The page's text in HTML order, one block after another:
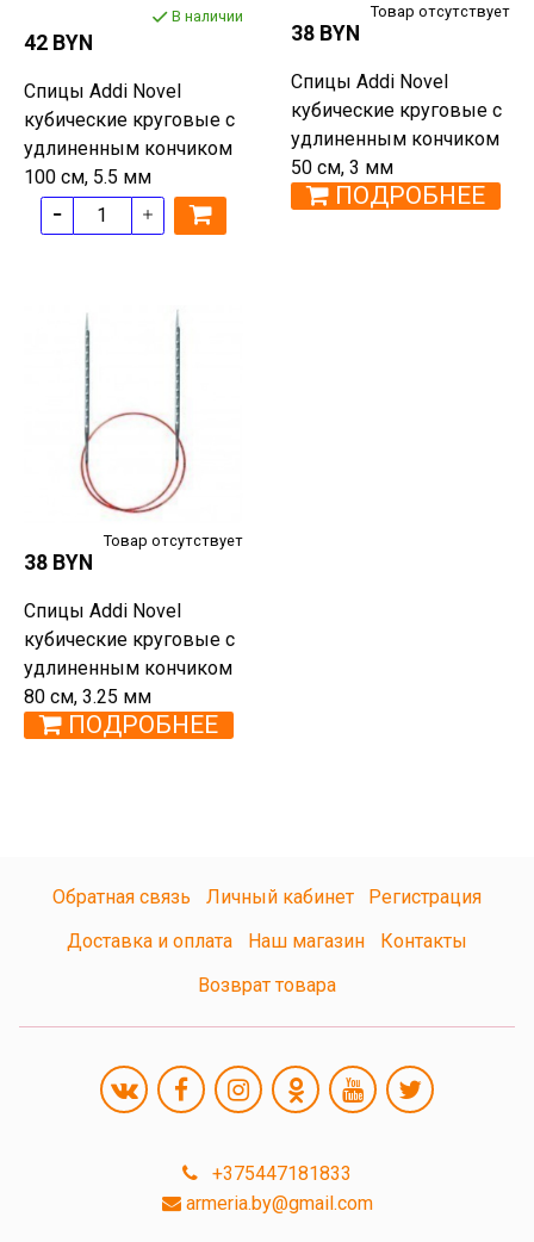
В наличии
42 BYN
Спицы Addi Novel
кубические круговые с
удлиненным кончиком
100 см, 5.5 мм
Товар отсутствует
38 BYN
Спицы Addi Novel
кубические круговые с
удлиненным кончиком
50 см, 3 мм
ПОДРОБНЕЕ
Товар отсутствует
38 BYN
Спицы Addi Novel
кубические круговые с
удлиненным кончиком
80 см, 3.25 мм
ПОДРОБНЕЕ
Обратная связь Личный кабинет
Регистрация
Доставка и оплата
Наш магазин
Контакты
Возврат товара
+375447181833
armeria.by@gmail.com